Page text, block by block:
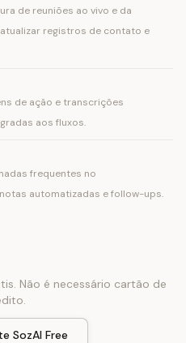
de reuniões ao vivo e da
registros de contato e
de ação e transcrições
aos fluxos.
frequentes no
automatizadas e follow-ups.
Não é necessário cartão de
SozAI Free